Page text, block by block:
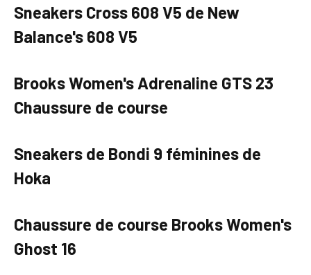
Sneakers Cross 608 V5 de New
Balance's 608 V5
Brooks Women's Adrenaline GTS 23
Chaussure de course
Sneakers de Bondi 9 féminines de
Hoka
Chaussure de course Brooks Women's
Ghost 16